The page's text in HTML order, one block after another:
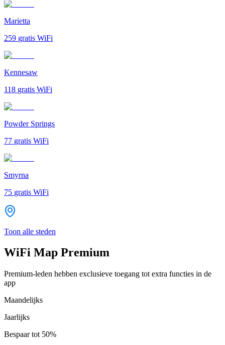
Marietta
259 gratis WiFi
Kennesaw
118 gratis WiFi
Powder Springs
77 gratis WiFi
Smyrna
75 gratis WiFi
Toon alle steden
WiFi Map Premium
Premium-leden hebben exclusieve toegang tot extra functies in de
app
Maandelijks
Jaarlijks
Bespaar tot 50%